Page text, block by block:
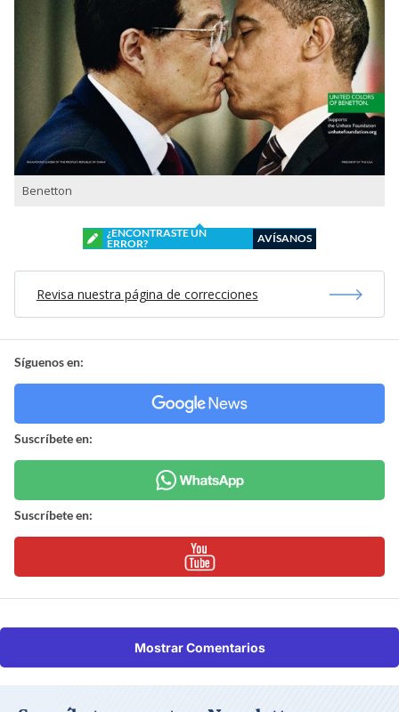
Benetton
¿ENCONTRASTE UN
ERROR?
AVÍSANOS
Revisa nuestra página de correcciones
Síguenos en:
Suscríbete en:
Suscríbete en:
Mostrar Comentarios